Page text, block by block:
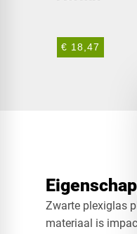
€ 18,47
Zwarte plexiglas
materiaal is